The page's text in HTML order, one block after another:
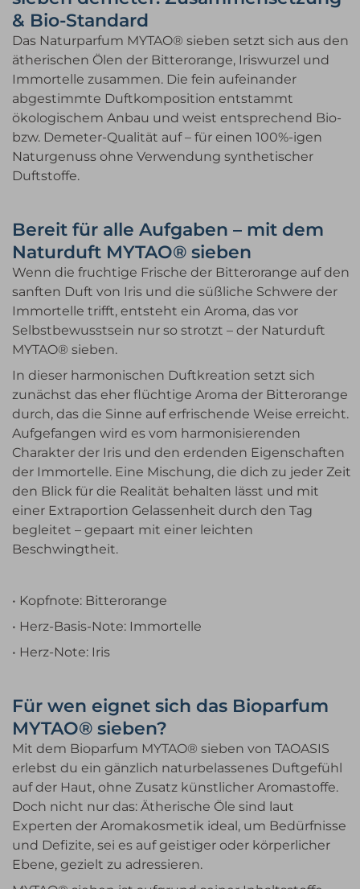
& Bio-Standard
Das Naturparfum MYTAO® sieben setzt sich aus den
ätherischen Ölen der Bitterorange, Iriswurzel und
Immortelle zusammen. Die fein aufeinander
abgestimmte Duftkomposition entstammt
ökologischem Anbau und weist entsprechend Bio-
bzw. Demeter-Qualität auf – für einen 100%-igen
Naturgenuss ohne Verwendung synthetischer
Duftstoffe.
Bereit für alle Aufgaben – mit dem
Naturduft MYTAO® sieben
Wenn die fruchtige Frische der Bitterorange auf den
sanften Duft von Iris und die süßliche Schwere der
Immortelle trifft, entsteht ein Aroma, das vor
Selbstbewusstsein nur so strotzt – der Naturduft
MYTAO® sieben.
In dieser harmonischen Duftkreation setzt sich
zunächst das eher flüchtige Aroma der Bitterorange
durch, das die Sinne auf erfrischende Weise erreicht.
Aufgefangen wird es vom harmonisierenden
Charakter der Iris und den erdenden Eigenschaften
der Immortelle. Eine Mischung, die dich zu jeder Zeit
den Blick für die Realität behalten lässt und mit
einer Extraportion Gelassenheit durch den Tag
begleitet – gepaart mit einer leichten
Beschwingtheit.
• Kopfnote: Bitterorange
• Herz-Basis-Note: Immortelle
• Herz-Note: Iris
Für wen eignet sich das Bioparfum
MYTAO® sieben?
Mit dem Bioparfum MYTAO® sieben von TAOASIS
erlebst du ein gänzlich naturbelassenes Duftgefühl
auf der Haut, ohne Zusatz künstlicher Aromastoffe.
Doch nicht nur das: Ätherische Öle sind laut
Experten der Aromakosmetik ideal, um Bedürfnisse
und Defizite, sei es auf geistiger oder körperlicher
Ebene, gezielt zu adressieren.